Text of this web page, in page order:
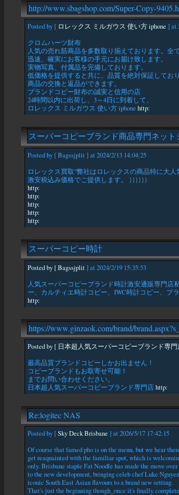
http://www.sbagshop.com/Super-Copy-
Posted by [ ロレックス ミルガウス 使い方 iphone ] at
クロムハーツ財布
人気の売れ筋商品を多数取り揃えております。全
迅速、確実にお客様の手元にお届け致します。
実物写真、付属品を完備しております。
低価格を提供すると共に、品質を絶対保証しており
商品の交換と返品ができます。
ブランドコピー財布の誠実と信用の店
24時間以内に出荷し、3～4日に到着して、
ロレックス ミルガウス 使い方 iphone http:
スーパーコピーブランド商品専門ネット
Posted by [ Bagssjplit ] at 2024/2/13 14:04:25
ロレックス買取"弊社はロレックスの商品特に大
激安税込み価格でご提供します。 }}}}}}
http:
http:
http:
http:
http:
スーパーコピー時計
Posted by [ Bagssjplit] at 2024/2/19 15:35:53
人気スーパーコピーブランド時計激安通販専門
ー、カルティエ時計コピー、IWC時計コピー、
http:
https://www.ginzaok.com/brand/
Posted by [ 日本超人気スーパーコピーブランド専門
最高品質ブランドコピーしかお出ません！
コピーブランドもお取寄せ可能！
までお問い合わせください。
日本超人気スーパーコピーブランド専門店http:
Re:logitec NAS
Posted by [Sky Deck Brisbane ] at 2026/5/17 17:42:15
Of course that famed pho is on the menu, but we hear
get reaquainted with the familiar spot, which is
only. Brisbane staple Fat Noodle has made the move over
to the new development, bringing celeb chef Luke
iconic South East Asian flavours to a brand new setting.
That's just the beginning though_once it's finally